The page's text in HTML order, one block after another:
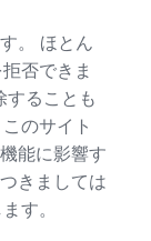
。 ほとん
否できま
ることも
のサイト
能に影響す
きましては
す。